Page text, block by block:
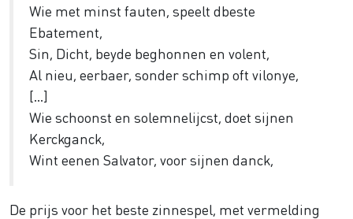
Wie met minst fauten, speelt dbeste
Ebatement,
Sin, Dicht, beyde beghonnen en volent,
Al nieu, eerbaer, sonder schimp oft vilonye,
[...]
Wie schoonst en solemnelijcst, doet sijnen
Kerckganck,
Wint eenen Salvator, voor sijnen danck,
De prijs voor het beste zinnespel, met vermelding